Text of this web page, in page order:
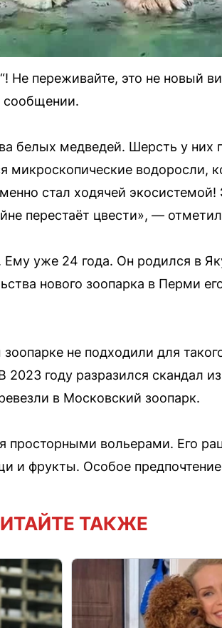
Не переживайте, это не новый
сообщении.
белых медведей. Шерсть у них
микроскопические водоросли,
стал ходячей
перестаёт цвести», —
уже 24 года. Он родился в
нового зоопарка в Перми
не подходили для
году разразился скандал
в Московский зоопарк.
просторными вольерами. Его
и фрукты. Особое
ТАКЖЕ